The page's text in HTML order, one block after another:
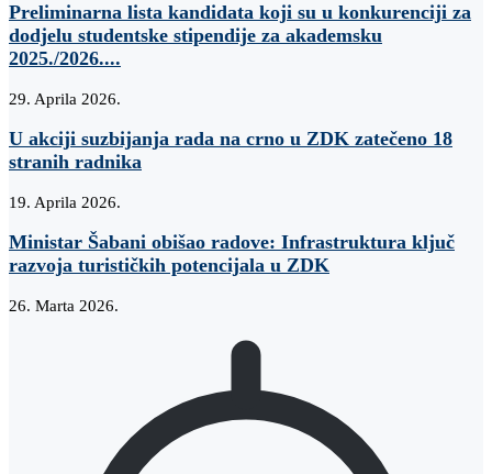
Preliminarna lista kandidata koji su u konkurenciji za
dodjelu studentske stipendije za akademsku
2025./2026....
29. Aprila 2026.
U akciji suzbijanja rada na crno u ZDK zatečeno 18
stranih radnika
19. Aprila 2026.
Ministar Šabani obišao radove: Infrastruktura ključ
razvoja turističkih potencijala u ZDK
26. Marta 2026.